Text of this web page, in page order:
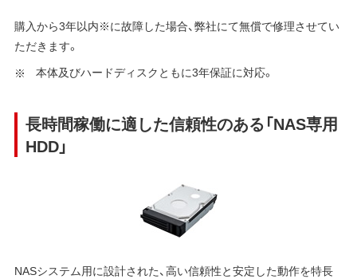
購入から3年以内※に故障した場合、弊社にて無償で修理させてい
ただきます。
本体及びハードディスクともに3年保証に対応。
長時間稼働に適した信頼性のある「NAS専用
HDD」
NASシステム用に設計された、高い信頼性と安定した動作を特長